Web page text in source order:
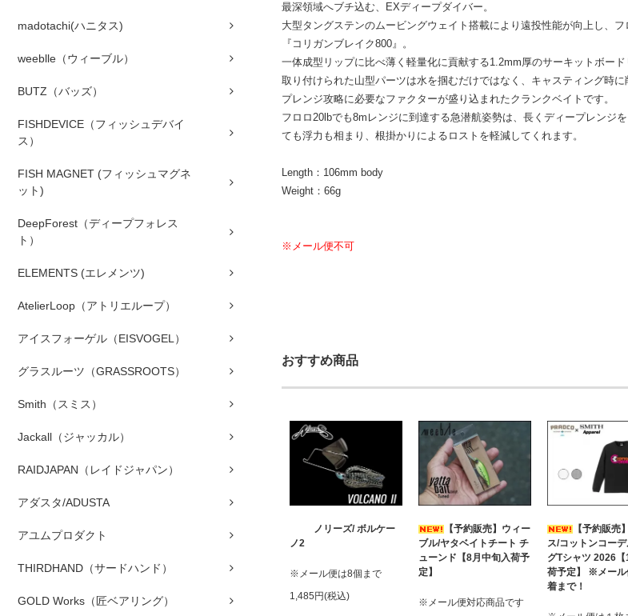
madotachi(ハニタス)
weeblle（ウィーブル）
BUTZ（バッズ）
FISHDEVICE（フィッシュデバイ
ス）
FISH MAGNET (フィッシュマグネ
ット)
DeepForest（ディープフォレス
ト）
ELEMENTS (エレメンツ)
AtelierLoop（アトリエループ）
アイスフォーゲル（EISVOGEL）
グラスルーツ（GRASSROOTS）
Smith（スミス）
Jackall（ジャッカル）
RAIDJAPAN（レイドジャパン）
アダスタ/ADUSTA
アユムプロダクト
THIRDHAND（サードハンド）
GOLD Works（匠ベアリング）
最深領域へブチ込む、EXディープダイバー。
大型タングステンのムービングウェイト搭載により遠投性能が向上し、
『コリガンブレイク800』。
一体成型リップに比べ薄く軽量化に貢献する1.2mm厚のサーキットボー
取り付けられた山型パーツは水を掴むだけではなく、キャスティング時
プレンジ攻略に必要なファクターが盛り込まれたクランクベイトです。
フロロ20lbでも8mレンジに到達する急潜航姿勢は、長くディープレンジ
ても浮力も相まり、根掛かりによるロストを軽減してくれます。
Length：106mm body
Weight：66g
※メール便不可
おすすめ商品
ノリーズ/ ボルケー
ノ2
※メール便は8個まで
1,485円(税込)
【予約販売】ウィー
ブル/ヤタベイトチート チ
ューンド【8月中旬入荷予
定】
※メール便対応商品です
【予約販売
ス/コットンコー
グTシャツ 2026【
荷予定】 ※メール
着まで！